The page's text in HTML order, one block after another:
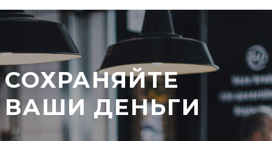
СОХРАНЯЙТЕ
ВАШИ ДЕНЬГИ